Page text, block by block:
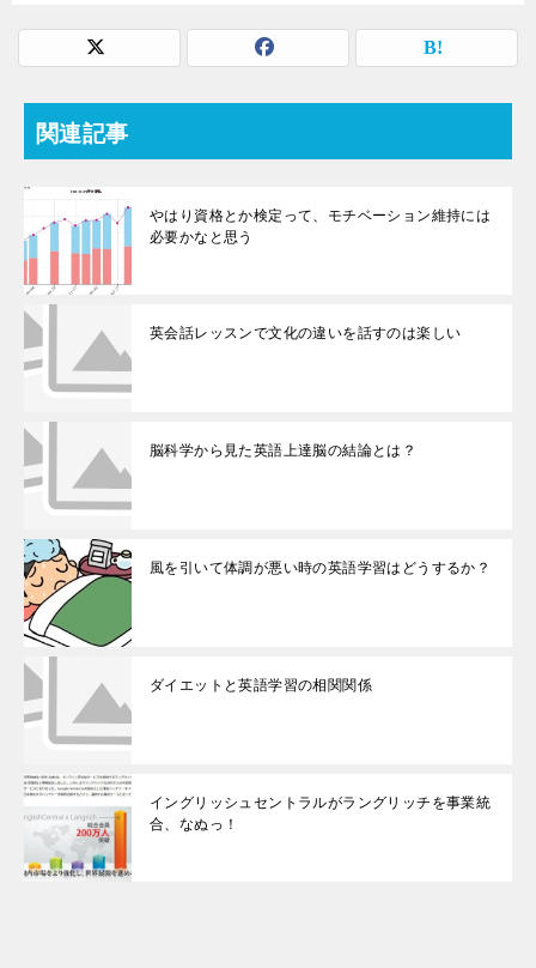
関連記事
やはり資格とか検定って、モチベーション維持には
必要かなと思う
英会話レッスンで文化の違いを話すのは楽しい
脳科学から見た英語上達脳の結論とは？
風を引いて体調が悪い時の英語学習はどうするか？
ダイエットと英語学習の相関関係
イングリッシュセントラルがラングリッチを事業統
合、なぬっ！